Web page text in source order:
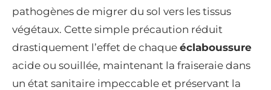
pathogènes de migrer du sol vers les tissus
végétaux. Cette simple précaution réduit
drastiquement l’effet de chaque éclaboussure
acide ou souillée, maintenant la fraiseraie dans
un état sanitaire impeccable et préservant la